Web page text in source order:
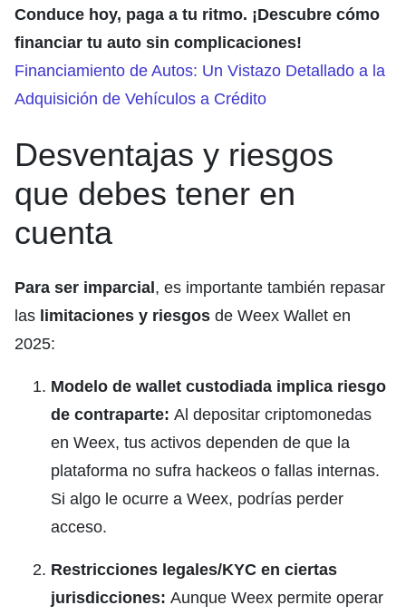
Conduce hoy, paga a tu ritmo. ¡Descubre cómo
financiar tu auto sin complicaciones!
Financiamiento de Autos: Un Vistazo Detallado a la
Adquisición de Vehículos a Crédito
Desventajas y riesgos
que debes tener en
cuenta
Para ser imparcial, es importante también repasar
las limitaciones y riesgos de Weex Wallet en
2025:
Modelo de wallet custodiada implica riesgo
de contraparte: Al depositar criptomonedas
en Weex, tus activos dependen de que la
plataforma no sufra hackeos o fallas internas.
Si algo le ocurre a Weex, podrías perder
acceso.
Restricciones legales/KYC en ciertas
jurisdicciones: Aunque Weex permite operar